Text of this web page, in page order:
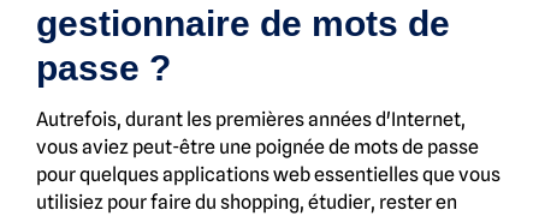
gestionnaire de mots de
passe ?
Autrefois, durant les premières années d'Internet,
vous aviez peut-être une poignée de mots de passe
pour quelques applications web essentielles que vous
utilisiez pour faire du shopping, étudier, rester en